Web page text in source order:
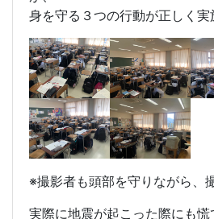
生徒のみんなも先生方も、授業
が、
身を守る３つの行動が正しく実